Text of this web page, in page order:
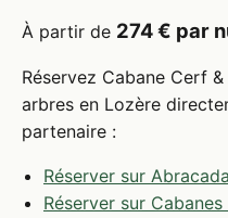
À partir de 274 € par
Réservez Cabane Cerf
arbres en Lozère
partenaire :
Réserver sur
Réserver sur